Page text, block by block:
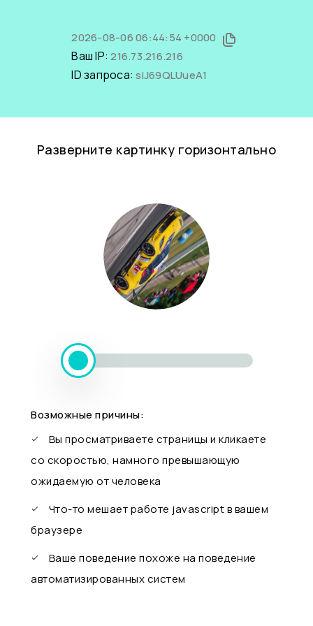
2026-08-06 06:44:54 +0000
Ваш IP:216.73.216.216
ID запроса:siJ69QLUueA1
Разверните картинку горизонтально
Возможные причины:
Вы просматриваете страницы и кликаете
со скоростью, намного превышающую
ожидаемую от человека
Что-то мешает работе javascript в вашем
браузере
Ваше поведение похоже на поведение
автоматизированных систем